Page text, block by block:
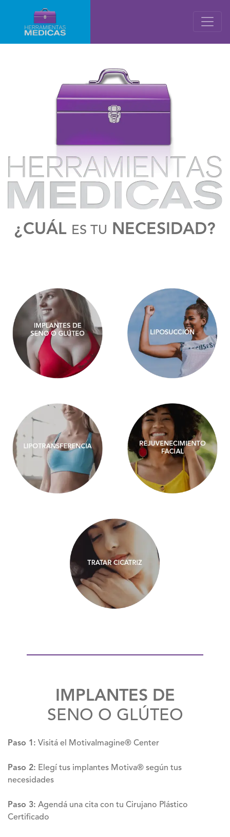
¿CUÁL ES TU NECESIDAD?
IMPLANTES DE
SENO O GLÚTEO
Paso 1: Visitá el MotivaImagine® Center
Paso 2: Elegí tus implantes Motiva® según tus
necesidades
Paso 3: Agendá una cita con tu Cirujano Plástico
Certificado